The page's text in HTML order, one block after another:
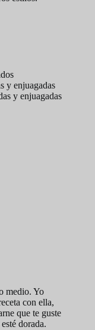
y enjuagadas
y enjuagadas
medio. Yo
con ella,
que te guste
dorada.